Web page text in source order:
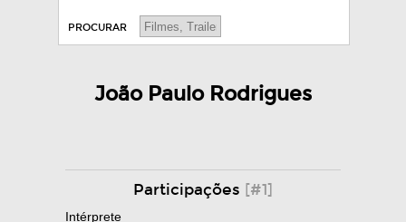
PROCURAR
João Paulo Rodrigues
Participações [#1]
Intérprete